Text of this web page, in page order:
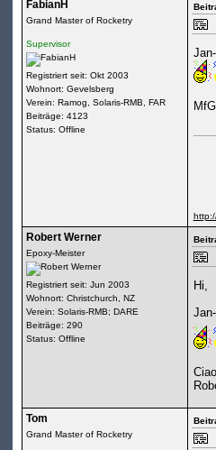
FabianH
Grand Master of Rocketry
Supervisor
Registriert seit: Okt 2003
Wohnort: Gevelsberg
Verein: Ramog, Solaris-RMB, FAR
Beiträge: 4123
Status: Offline
Robert Werner
Epoxy-Meister
Registriert seit: Jun 2003
Wohnort: Christchurch, NZ
Verein: Solaris-RMB; DARE
Beiträge: 290
Status: Offline
Hi,
Ciao
Tom
Grand Master of Rocketry